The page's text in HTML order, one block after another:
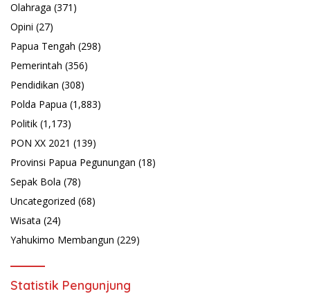
Olahraga (371)
Opini (27)
Papua Tengah (298)
Pemerintah (356)
Pendidikan (308)
Polda Papua (1,883)
Politik (1,173)
PON XX 2021 (139)
Provinsi Papua Pegunungan (18)
Sepak Bola (78)
Uncategorized (68)
Wisata (24)
Yahukimo Membangun (229)
Statistik Pengunjung